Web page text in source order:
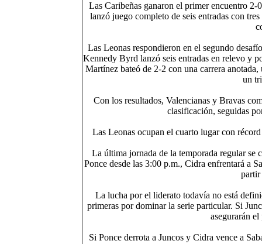
Las Caribeñas ganaron el primer encuentro
lanzó juego completo de seis entradas con
Las Leonas respondieron en el segundo
Kennedy Byrd lanzó seis entradas en relevo y
Martínez bateó de 2-2 con una carrera
un
Con los resultados, Valencianas y Bravas
clasificación, seguidas
Las Leonas ocupan el cuarto lugar con
La última jornada de la temporada regular se
Ponce desde las 3:00 p.m., Cidra enfrentará a
partir
La lucha por el liderato todavía no está
primeras por dominar la serie particular. Si
asegurarán
Si Ponce derrota a Juncos y Cidra vence a